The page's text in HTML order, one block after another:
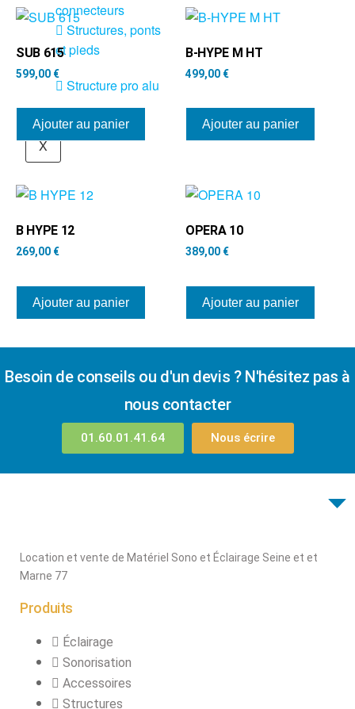
connecteurs
Structures, ponts
et pieds
Structure pro alu
X
SUB 615
599,00 €
Ajouter au panier
B-HYPE M HT
499,00 €
Ajouter au panier
B HYPE 12
269,00 €
Ajouter au panier
OPERA 10
389,00 €
Ajouter au panier
Besoin de conseils ou d'un devis ? N'hésitez pas à
nous contacter
01.60.01.41.64 Nous écrire
Location et vente de Matériel Sono et Éclairage Seine et et
Marne 77
Produits
Éclairage
Sonorisation
Accessoires
Structures